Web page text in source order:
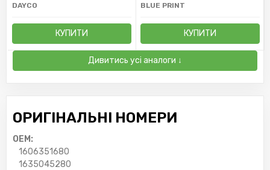
DAYCO
КУПИТИ
BLUE PRINT
КУПИТИ
Дивитись усі аналоги ↓
ОРИГІНАЛЬНІ НОМЕРИ
OEM:
1606351680
1635045280